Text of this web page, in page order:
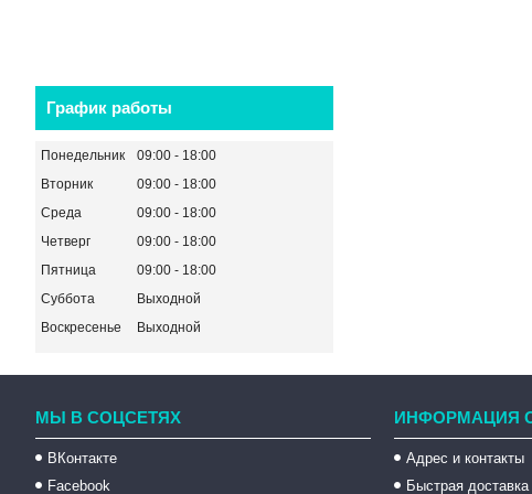
График работы
Понедельник 09:00
18:00
Вторник
09:00
18:00
Среда
09:00
18:00
Четверг
09:00
18:00
Пятница
09:00
18:00
Суббота
Выходной
Воскресенье
Выходной
МЫ В СОЦСЕТЯХ
ВКонтакте
Facebook
ИНФОРМАЦИЯ
Адрес и контакты
Быстрая